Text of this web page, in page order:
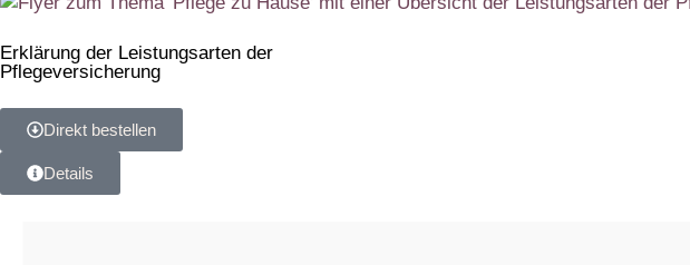
Erklärung der Leistungsarten der
Pflegeversicherung
Direkt bestellen
Details